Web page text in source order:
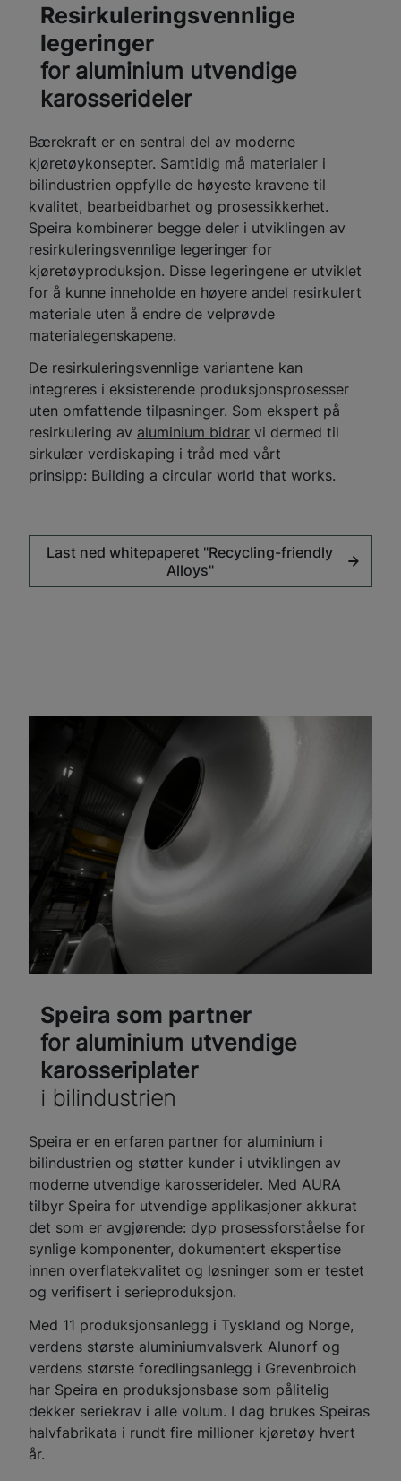
Resirkuleringsvennlige
legeringer
for aluminium utvendige
karosserideler
Bærekraft er en sentral del av moderne
kjøretøykonsepter. Samtidig må materialer i
bilindustrien oppfylle de høyeste kravene til
kvalitet, bearbeidbarhet og prosessikkerhet.
Speira kombinerer begge deler i utviklingen av
resirkuleringsvennlige legeringer for
kjøretøyproduksjon. Disse legeringene er utviklet
for å kunne inneholde en høyere andel resirkulert
materiale uten å endre de velprøvde
materialegenskapene.
De resirkuleringsvennlige variantene kan
integreres i eksisterende produksjonsprosesser
uten omfattende tilpasninger. Som ekspert på
resirkulering av aluminium bidrar vi dermed til
sirkulær verdiskaping i tråd med vårt
prinsipp: Building a circular world that works.
Last ned whitepaperet "Recycling-friendly
Alloys"
Speira som partner
for aluminium utvendige
karosseriplater
i bilindustrien
Speira er en erfaren partner for aluminium i
bilindustrien og støtter kunder i utviklingen av
moderne utvendige karosserideler. Med AURA
tilbyr Speira for utvendige applikasjoner akkurat
det som er avgjørende: dyp prosessforståelse for
synlige komponenter, dokumentert ekspertise
innen overflatekvalitet og løsninger som er testet
og verifisert i serieproduksjon.
Med 11 produksjonsanlegg i Tyskland og Norge,
verdens største aluminiumvalsverk Alunorf og
verdens største foredlingsanlegg i Grevenbroich
har Speira en produksjonsbase som pålitelig
dekker seriekrav i alle volum. I dag brukes Speiras
halvfabrikata i rundt fire millioner kjøretøy hvert
år.